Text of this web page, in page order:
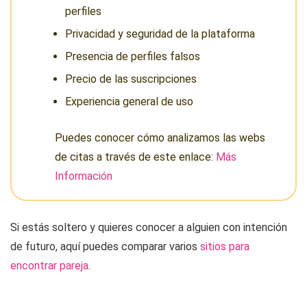
perfiles
Privacidad y seguridad de la plataforma
Presencia de perfiles falsos
Precio de las suscripciones
Experiencia general de uso
Puedes conocer cómo analizamos las webs
de citas a través de este enlace: Más
Información
Si estás soltero y quieres conocer a alguien con intención
de futuro, aquí puedes comparar varios sitios para
encontrar pareja.